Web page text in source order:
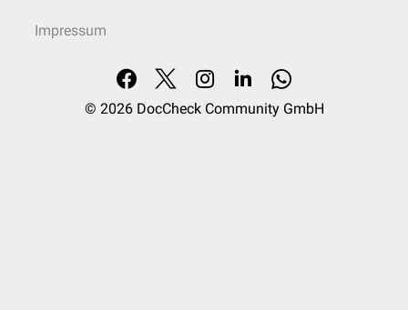
Impressum
© 2026 DocCheck Community GmbH